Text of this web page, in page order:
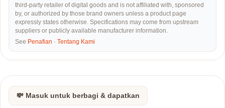
third-party retailer of digital goods and is not affiliated with, sponsored
by, or authorized by those brand owners unless a product page
expressly states otherwise. Specifications may come from upstream
suppliers or publicly available manufacturer information.
See Penafian · Tentang Kami
💸 Masuk untuk berbagi & dapatkan